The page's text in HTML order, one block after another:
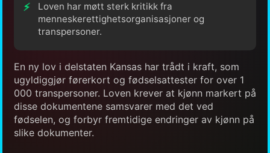
Loven har møtt sterk kritikk fra
menneskerettighetsorganisasjoner og
transpersoner.
En ny lov i delstaten Kansas har trådt i kraft, som
ugyldiggjør førerkort og fødselsattester for over 1
000 transpersoner. Loven krever at kjønn markert på
disse dokumentene samsvarer med det ved
fødselen, og forbyr fremtidige endringer av kjønn på
slike dokumenter.